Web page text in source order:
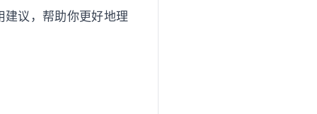
议，帮助你更好地理